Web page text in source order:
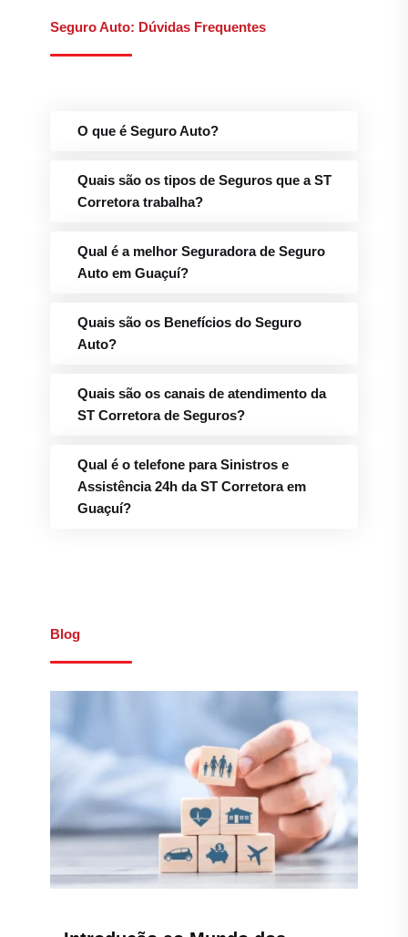
Seguro Auto: Dúvidas Frequentes
O que é Seguro Auto?
Quais são os tipos de Seguros que a ST
Corretora trabalha?
Qual é a melhor Seguradora de Seguro
Auto em Guaçuí?
Quais são os Benefícios do Seguro
Auto?
Quais são os canais de atendimento da
ST Corretora de Seguros?
Qual é o telefone para Sinistros e
Assistência 24h da ST Corretora em
Guaçuí?
Blog